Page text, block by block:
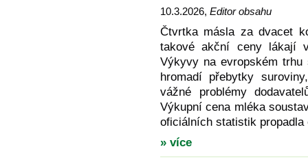
10.3.2026, Editor obsahu
Čtvrtka másla za dvacet
takové akční ceny lákají
Výkyvy na evropském
hromadí přebytky
vážné problémy
Výkupní cena mléka
oficiálních statistik
» více